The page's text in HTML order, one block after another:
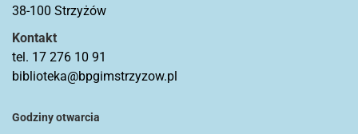
38-100 Strzyżów
Kontakt
tel. 17 276 10 91
biblioteka@bpgimstrzyzow.pl
Godziny otwarcia